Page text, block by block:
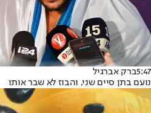
5:47ברק אברגיל
נועם בתן סיים שני, והבוז לא שבר אותו